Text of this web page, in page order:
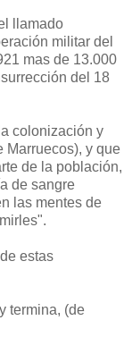
llamado
militar del
mas de 13.000
del 18
colonización y
Marruecos), y que
de la población,
de sangre
las mentes de
estas
termina, (de